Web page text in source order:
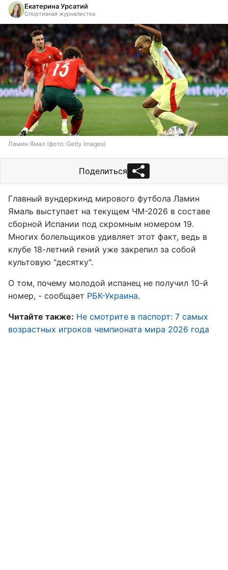
Екатерина Урсатий
Спортивная журналистка
Ламин Ямал (фото: Getty Images)
Поделиться
Главный вундеркинд мирового футбола Ламин
Ямаль выступает на текущем ЧМ-2026 в составе
сборной Испании под скромным номером 19.
Многих болельщиков удивляет этот факт, ведь в
клубе 18-летний гений уже закрепил за собой
культовую "десятку".
О том, почему молодой испанец не получил 10-й
номер, - сообщает РБК-Украина.
Читайте также: Не смотрите в паспорт: 7 самых
возрастных игроков чемпионата мира 2026 года